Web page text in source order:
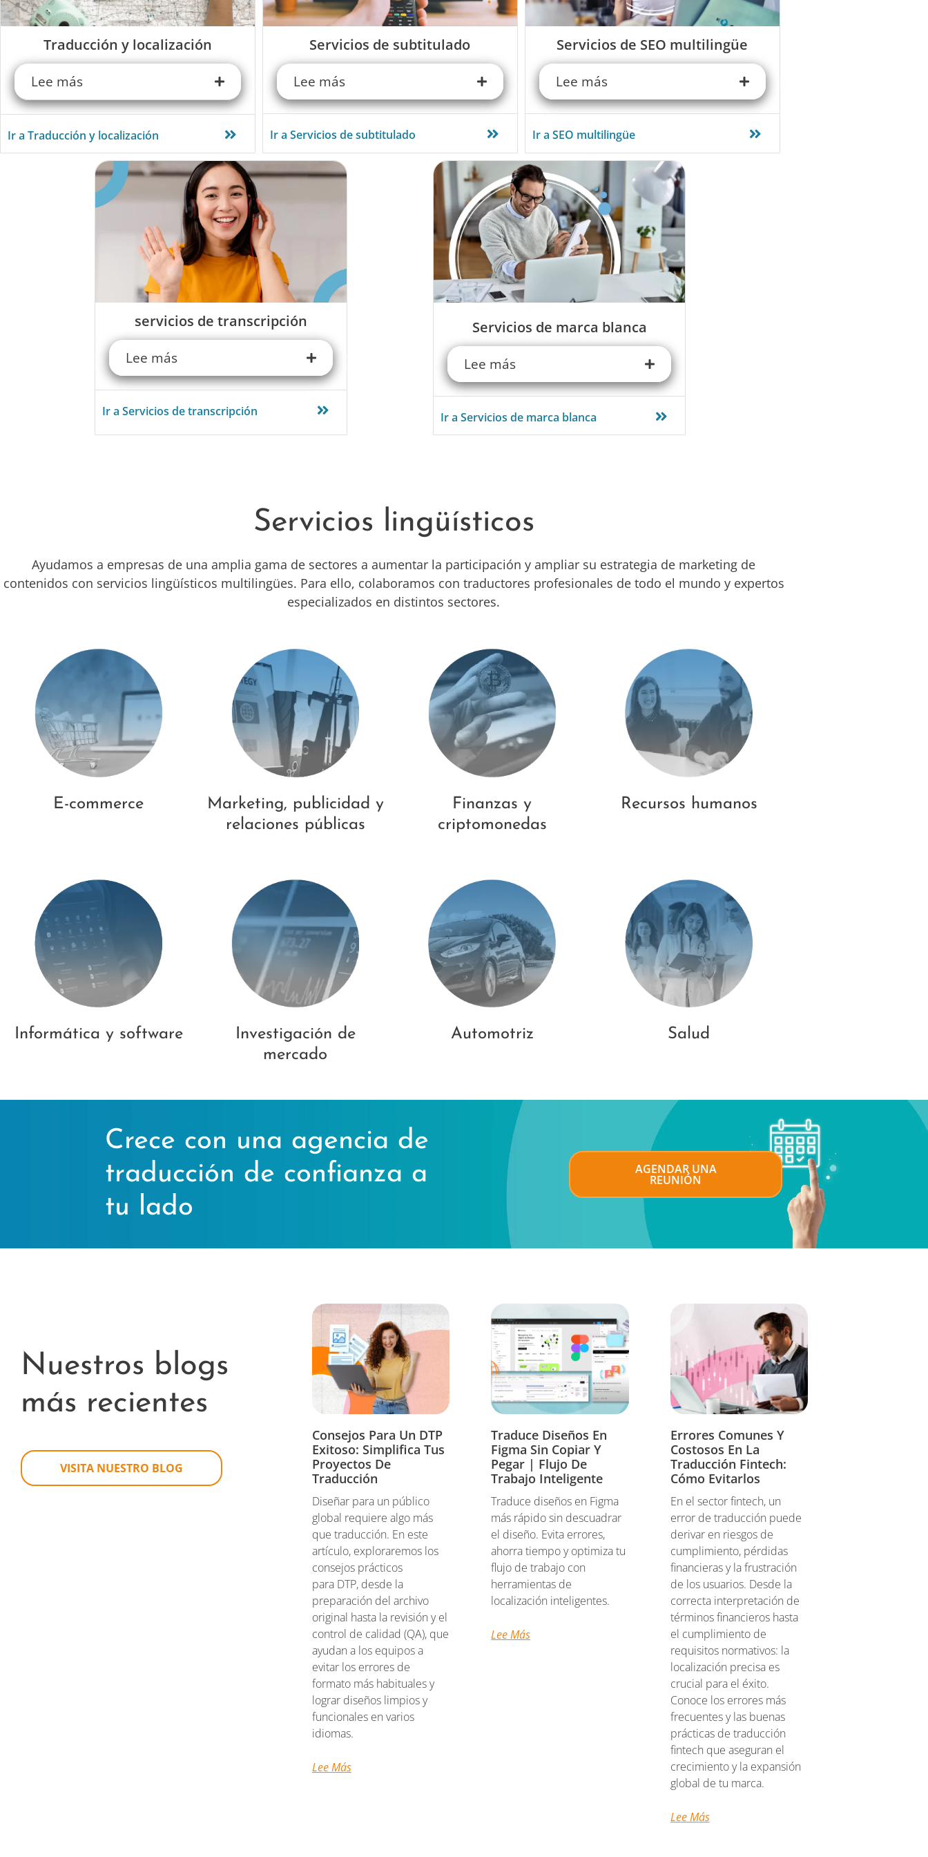
Traducción y localización
Lee más
Ir a Traducción y localización
Servicios de subtitulado
Lee más
Ir a Servicios de subtitulado
Servicios de SEO multilingüe
Lee más
Ir a SEO multilingüe
servicios de transcripción
Lee más
Ir a Servicios de transcripción
Servicios de marca blanca
Lee más
Ir a Servicios de marca blanca
Servicios lingüísticos
Ayudamos a empresas de una amplia gama de sectores a aumentar la participación y ampliar su estrategia de marketing de
contenidos con servicios lingüísticos multilingües. Para ello, colaboramos con traductores profesionales de todo el mundo y expertos
especializados en distintos sectores.
E-commerce
Marketing, publicidad y
relaciones públicas
Finanzas y
criptomonedas
Recursos humanos
Informática y software
Investigación de
mercado
Automotriz Salud
Crece con una agencia de
traducción de confianza a
tu lado
AGENDAR UNA
REUNIÓN
Nuestros blogs
más recientes
VISITA NUESTRO BLOG
Consejos Para Un DTP
Exitoso: Simplifica Tus
Proyectos De
Traducción
Diseñar para un público
global requiere algo más
que traducción. En este
artículo, exploraremos los
consejos prácticos
para DTP, desde la
preparación del archivo
original hasta la revisión y el
control de calidad (QA), que
ayudan a los equipos a
evitar los errores de
formato más habituales y
lograr diseños limpios y
funcionales en varios
idiomas.
Lee Más
Traduce Diseños En
Figma Sin Copiar Y
Pegar | Flujo De
Trabajo Inteligente
Traduce diseños en Figma
más rápido sin descuadrar
el diseño. Evita errores,
ahorra tiempo y optimiza tu
flujo de trabajo con
herramientas de
localización inteligentes.
Lee Más
Errores Comunes Y
Costosos En La
Traducción Fintech:
Cómo Evitarlos
En el sector fintech, un
error de traducción puede
derivar en riesgos de
cumplimiento, pérdidas
financieras y la frustración
de los usuarios. Desde la
correcta interpretación de
términos financieros hasta
el cumplimiento de
requisitos normativos: la
localización precisa es
crucial para el éxito.
Conoce los errores más
frecuentes y las buenas
prácticas de traducción
fintech que aseguran el
crecimiento y la expansión
global de tu marca.
Lee Más